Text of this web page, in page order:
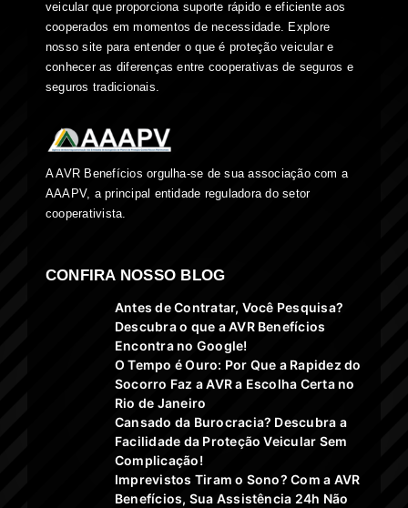
veicular que proporciona suporte rápido e eficiente aos
cooperados em momentos de necessidade. Explore
nosso site para entender o que é proteção veicular e
conhecer as diferenças entre cooperativas de seguros e
seguros tradicionais.
A AVR Benefícios orgulha-se de sua associação com a
AAAPV, a principal entidade reguladora do setor
cooperativista.
CONFIRA NOSSO BLOG
Antes de Contratar, Você Pesquisa?
Descubra o que a AVR Benefícios
Encontra no Google!
O Tempo é Ouro: Por Que a Rapidez do
Socorro Faz a AVR a Escolha Certa no
Rio de Janeiro
Cansado da Burocracia? Descubra a
Facilidade da Proteção Veicular Sem
Complicação!
Imprevistos Tiram o Sono? Com a AVR
Benefícios, Sua Assistência 24h Não